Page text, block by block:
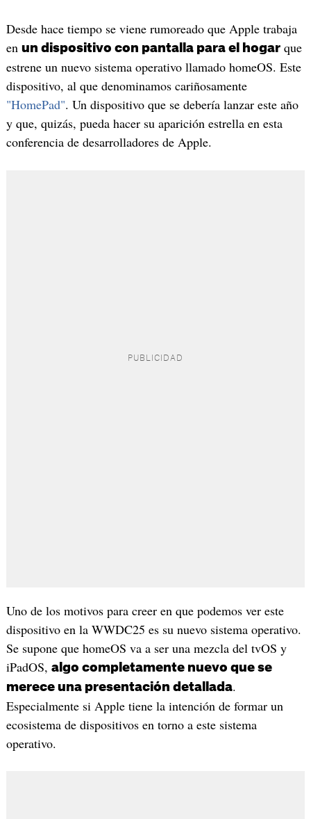
Desde hace tiempo se viene rumoreado que Apple trabaja
en un dispositivo con pantalla para el hogarque
estrene un nuevo sistema operativo llamado homeOS. Este
dispositivo, al que denominamos cariñosamente
"HomePad". Un dispositivo que se debería lanzar este año
y que, quizás, pueda hacer su aparición estrella en esta
conferencia de desarrolladores de Apple.
Uno de los motivos para creer en que podemos ver este
dispositivo en la WWDC25 es su nuevo sistema operativo.
Se supone que homeOS va a ser una mezcla del tvOS y
iPadOS, algo completamente nuevo que se
merece una presentación detallada.
Especialmente si Apple tiene la intención de formar un
ecosistema de dispositivos en torno a este sistema
operativo.